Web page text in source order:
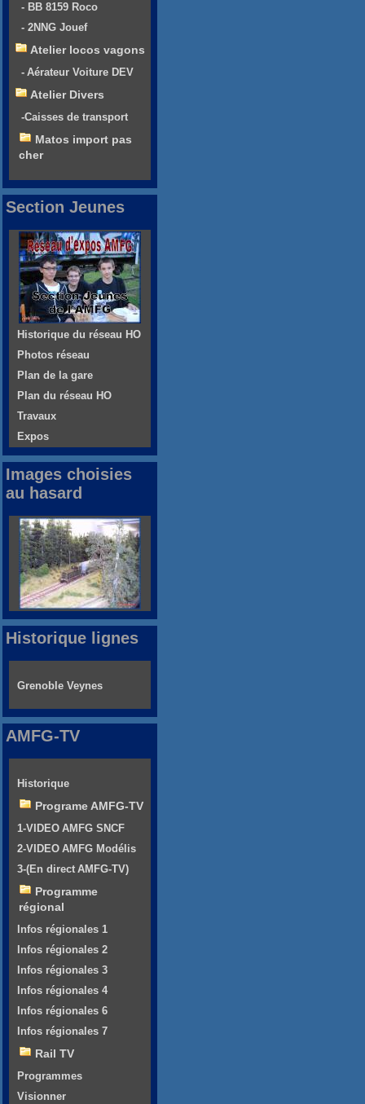
- BB 8159 Roco
- 2NNG Jouef
Atelier locos vagons
- Aérateur Voiture DEV
Atelier Divers
-Caisses de transport
Matos import pas
cher
Section Jeunes
Historique du réseau HO
Photos réseau
Plan de la gare
Plan du réseau HO
Travaux
Expos
Images choisies
au hasard
Historique lignes
Grenoble Veynes
AMFG-TV
Historique
Programe AMFG-TV
1-VIDEO AMFG SNCF
2-VIDEO AMFG Modélis
3-(En direct AMFG-TV)
Programme
régional
Infos régionales 1
Infos régionales 2
Infos régionales 3
Infos régionales 4
Infos régionales 6
Infos régionales 7
Rail TV
Programmes
Visionner